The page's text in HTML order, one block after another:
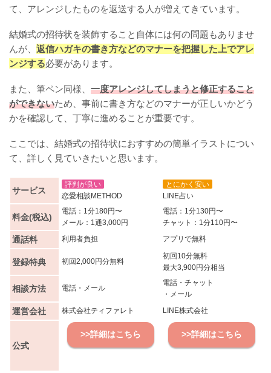
て、アレンジしたものを返送する人が増えてきています。
結婚式の招待状を装飾すること自体には何の問題もありませ
んが、 返信ハガキの書き方などのマナーを把握した上でアレ
ンジする必要があります。
また、筆ペン同様、 一度アレンジしてしまうと修正すること
ができないため、事前に書き方などのマナーが正しいかどう
かを確認して、丁寧に進めることが重要です。
ここでは、結婚式の招待状におすすめの簡単イラストについ
て、詳しく見ていきたいと思います。
サービス
評判が良い
恋愛相談METHOD
とにかく安い
LINE占い
料金(税込)
電話：1分180円〜
メール：1通3,000円
電話：1分130円〜
チャット：1分110円〜
通話料 利用者負担 アプリで無料
登録特典 初回2,000円分無料
初回10分無料
最大3,900円分相当
相談方法 電話・メール
電話・チャット
・メール
運営会社 株式会社ティファレト LINE株式会社
公式
>>詳細はこちら >>詳細はこちら